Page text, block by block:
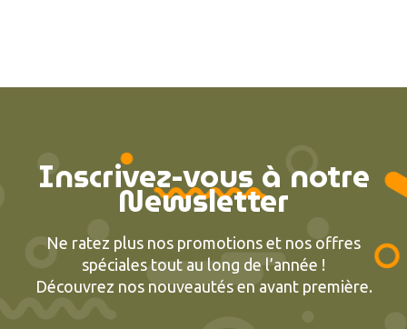
Inscrivez-vous à notre
Newsletter
Ne ratez plus nos promotions et nos offres
spéciales tout au long de l’année !
Découvrez nos nouveautés en avant première.